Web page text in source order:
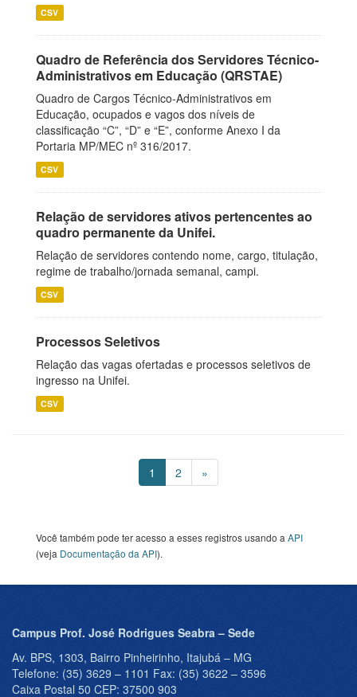
CSV
Quadro de Referência dos Servidores Técnico-
Administrativos em Educação (QRSTAE)
Quadro de Cargos Técnico-Administrativos em
Educação, ocupados e vagos dos níveis de
classificação “C”, “D” e “E”, conforme Anexo I da
Portaria MP/MEC nº 316/2017.
CSV
Relação de servidores ativos pertencentes ao
quadro permanente da Unifei.
Relação de servidores contendo nome, cargo, titulação,
regime de trabalho/jornada semanal, campi.
CSV
Processos Seletivos
Relação das vagas ofertadas e processos seletivos de
ingresso na Unifei.
CSV
1 2 »
Você também pode ter acesso a esses registros usando a API
(veja Documentação da API).
Campus Prof. José Rodrigues Seabra – Sede
Av. BPS, 1303, Bairro Pinheirinho, Itajubá – MG
Telefone: (35) 3629 – 1101 Fax: (35) 3622 – 3596
Caixa Postal 50 CEP: 37500 903